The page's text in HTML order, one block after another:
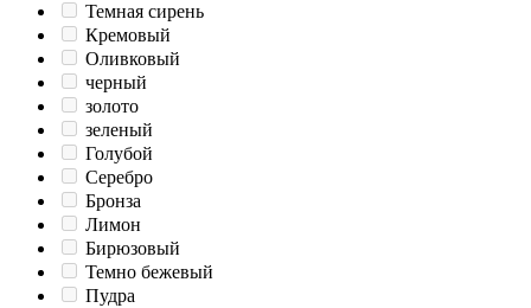
Темная сирень
Кремовый
Оливковый
черный
золото
зеленый
Голубой
Серебро
Бронза
Лимон
Бирюзовый
Темно бежевый
Пудра